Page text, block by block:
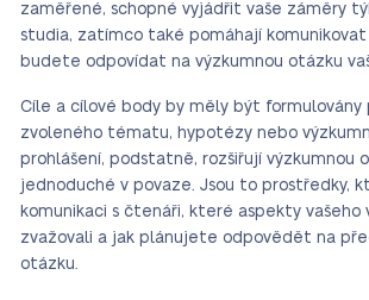
zaměřené, schopné vyjádřit vaše záměry
studia, zatímco také pomáhají komunikovat
budete odpovídat na výzkumnou otázku
Cíle a cílové body by měly být formulovány
zvoleného tématu, hypotézy nebo
prohlášení, podstatně, rozšiřují výzkumnou
jednoduché v povaze. Jsou to prostředky,
komunikaci s čtenáři, které aspekty vašeho
zvažovali a jak plánujete odpovědět na
otázku.